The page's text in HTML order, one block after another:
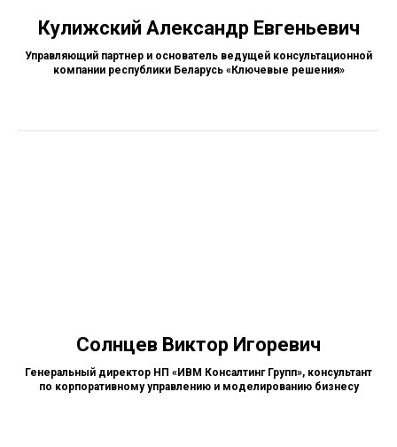
Кулижский Александр Евгеньевич
Управляющий партнер и основатель ведущей консультационной
компании республики Беларусь «Ключевые решения»
Солнцев Виктор Игоревич
Генеральный директор НП «ИВМ Консалтинг Групп», консультант
по корпоративному управлению и моделированию бизнесу